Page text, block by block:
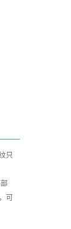
只
可